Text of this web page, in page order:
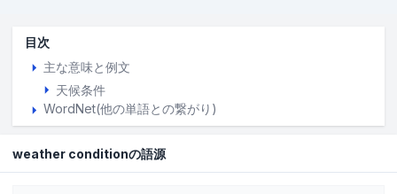
目次
主な意味と例文
天候条件
WordNet(他の単語との繋がり)
weather conditionの語源